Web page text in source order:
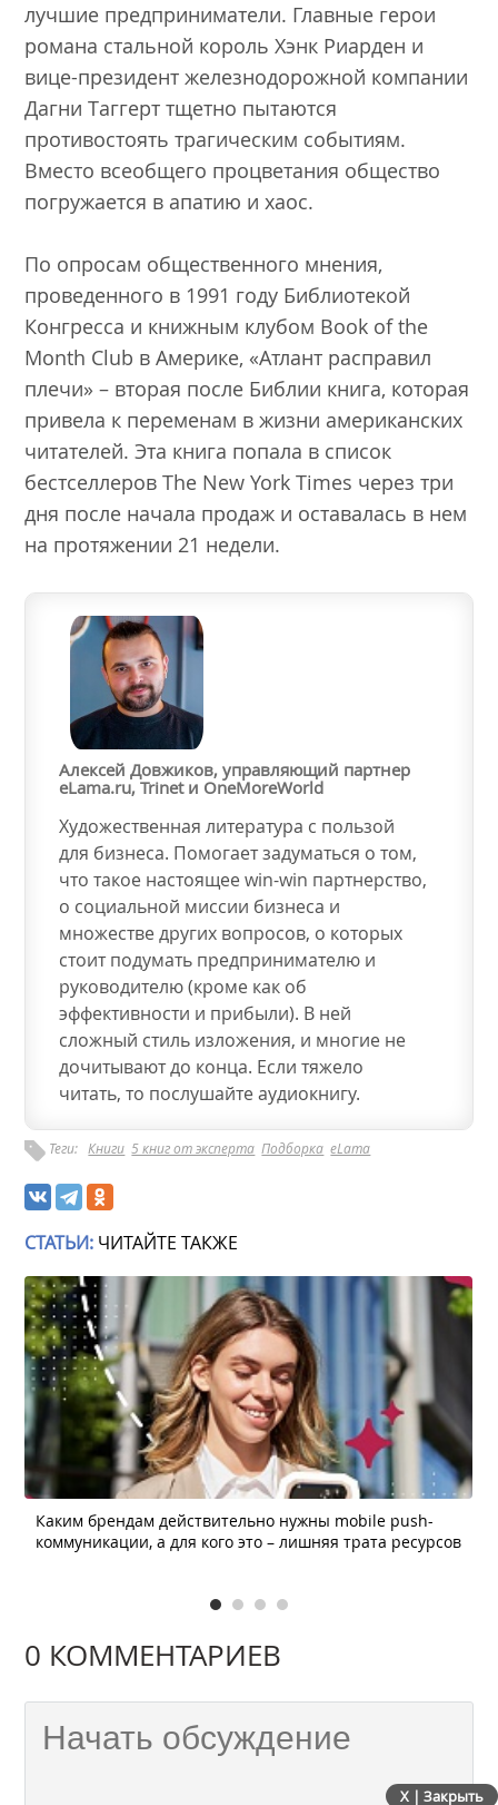
лучшие предприниматели. Главные герои
романа стальной король Хэнк Риарден и
вице-президент железнодорожной компании
Дагни Таггерт тщетно пытаются
противостоять трагическим событиям.
Вместо всеобщего процветания общество
погружается в апатию и хаос.
По опросам общественного мнения,
проведенного в 1991 году Библиотекой
Конгресса и книжным клубом Book of the
Month Club в Америке, «Атлант расправил
плечи» – вторая после Библии книга, которая
привела к переменам в жизни американских
читателей. Эта книга попала в список
бестселлеров The New York Times через три
дня после начала продаж и оставалась в нем
на протяжении 21 недели.
Алексей Довжиков, управляющий партнер
eLama.ru, Trinet и OneMoreWorld
Художественная литература с пользой
для бизнеса. Помогает задуматься о том,
что такое настоящее win-win партнерство,
о социальной миссии бизнеса и
множестве других вопросов, о которых
стоит подумать предпринимателю и
руководителю (кроме как об
эффективности и прибыли). В ней
сложный стиль изложения, и многие не
дочитывают до конца. Если тяжело
читать, то послушайте аудиокнигу.
Теги: Книги 5 книг от эксперта Подборка eLama
СТАТЬИ: ЧИТАЙТЕ ТАКЖЕ
Каким брендам действительно нужны mobile push-
коммуникации, а для кого это – лишняя трата ресурсов
0 КОММЕНТАРИЕВ
X | Закрыть